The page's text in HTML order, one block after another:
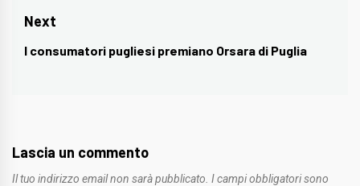
Next
Next
I consumatori pugliesi premiano Orsara di Puglia
Lascia un commento
Il tuo indirizzo email non sarà pubblicato. I campi obbligatori sono